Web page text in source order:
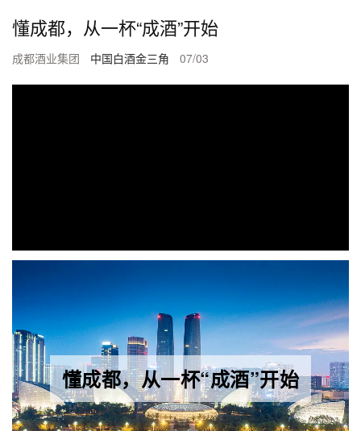
懂成都，从一杯“成酒”开始
成都酒业集团 中国白酒金三角 07/03
懂成都，从一杯“成酒”开始